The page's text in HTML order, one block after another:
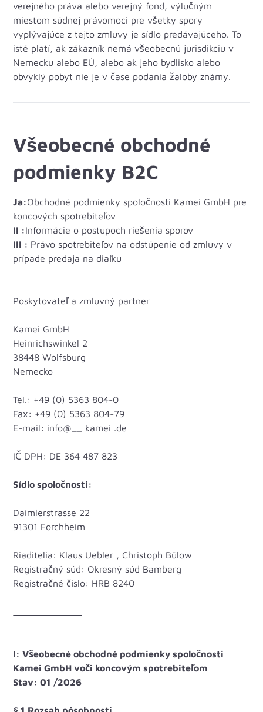
verejného práva alebo verejný fond, výlučným
miestom súdnej právomoci pre všetky spory
vyplývajúce z tejto zmluvy je sídlo predávajúceho. To
isté platí, ak zákazník nemá všeobecnú jurisdikciu v
Nemecku alebo EÚ, alebo ak jeho bydlisko alebo
obvyklý pobyt nie je v čase podania žaloby známy.
Všeobecné obchodné
podmienky B2C
Ja:Obchodné podmienky spoločnosti Kamei GmbH pre
koncových spotrebiteľov
II :Informácie o postupoch riešenia sporov
III : Právo spotrebiteľov na odstúpenie od zmluvy v
prípade predaja na diaľku
Poskytovateľ a zmluvný partner
Kamei GmbH
Heinrichswinkel 2
38448 Wolfsburg
Nemecko
Tel.: +49 (0) 5363 804-0
Fax: +49 (0) 5363 804-79
E-mail: info@__ kamei .de
IČ DPH: DE 364 487 823
Sídlo spoločnosti:
Daimlerstrasse 22
91301 Forchheim
Riaditelia: Klaus Uebler , Christoph Bülow
Registračný súd: Okresný súd Bamberg
Registračné číslo: HRB 8240
I: Všeobecné obchodné podmienky spoločnosti
Kamei GmbH voči koncovým spotrebiteľom
Stav: 01 /2026